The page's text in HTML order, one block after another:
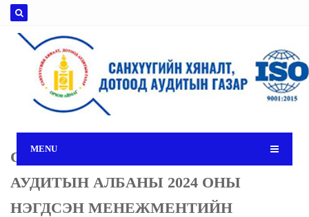
MENU
САНХҮҮГИЙН ХЯНАЛТ, ДОТООД
АУДИТЫН АЛБАНЫ 2024 ОНЫ
НЭГДСЭН МЕНЕЖМЕНТИЙН